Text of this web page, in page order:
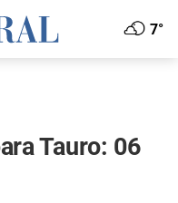
7°
Tauro: 06